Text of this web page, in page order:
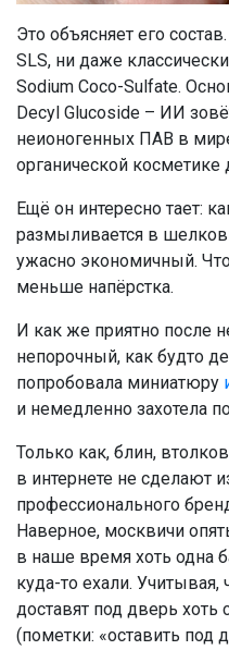
Это объясняет его
SLS, ни даже
Sodium Coco-Sulfate.
Decyl Glucoside – ИИ
неионогенных ПАВ в
органической
Ещё он интересно тает:
размыливается в
ужасно экономичный.
меньше напёрстка.
И как же приятно после
непорочный, как будто
попробовала миниатюру
и немедленно захотела
Только как, блин,
в интернете не сделают
профессионального
Наверное, москвичи
в наше время хоть одна
куда-то ехали.
доставят под дверь
(пометки: «оставить